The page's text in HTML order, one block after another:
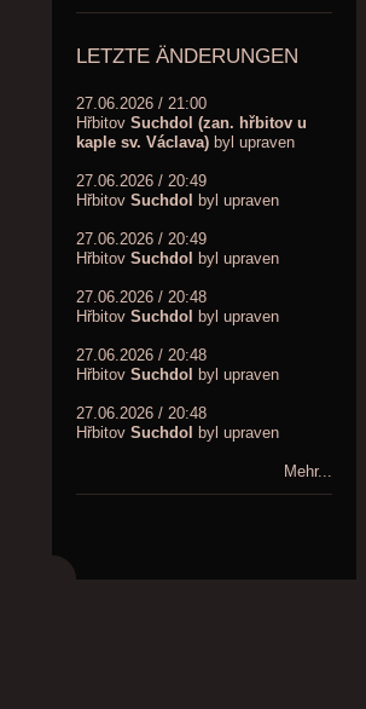
LETZTE ÄNDERUNGEN
27.06.2026 / 21:00
Hřbitov Suchdol (zan. hřbitov u
kaple sv. Václava) byl upraven
27.06.2026 / 20:49
Hřbitov Suchdol byl upraven
27.06.2026 / 20:49
Hřbitov Suchdol byl upraven
27.06.2026 / 20:48
Hřbitov Suchdol byl upraven
27.06.2026 / 20:48
Hřbitov Suchdol byl upraven
27.06.2026 / 20:48
Hřbitov Suchdol byl upraven
Mehr...